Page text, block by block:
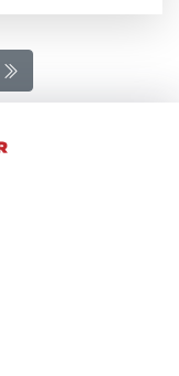
söyledi.
“Maçtan
Fenerbahçe
mutluyum.
Yeni hocamızla
Sarı-
şampiyonluk